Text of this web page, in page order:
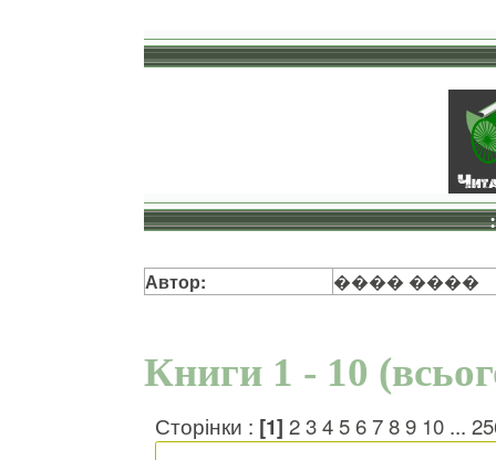
Автор: ���� ����
Книги 1 - 10
Сторінки : [1] 23456789 10 ...